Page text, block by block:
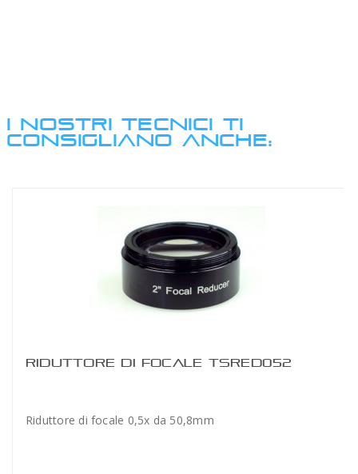
I NOSTRI TECNICI TI
CONSIGLIANO ANCHE:
RIDUTTORE DI FOCALE TSRED052
Riduttore di focale 0,5x da 50,8mm